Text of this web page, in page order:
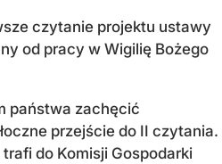
czytanie projektu ustawy
od pracy w Wigilię Bożego
państwa zachęcić
przejście do II czytania.
do Komisji Gospodarki